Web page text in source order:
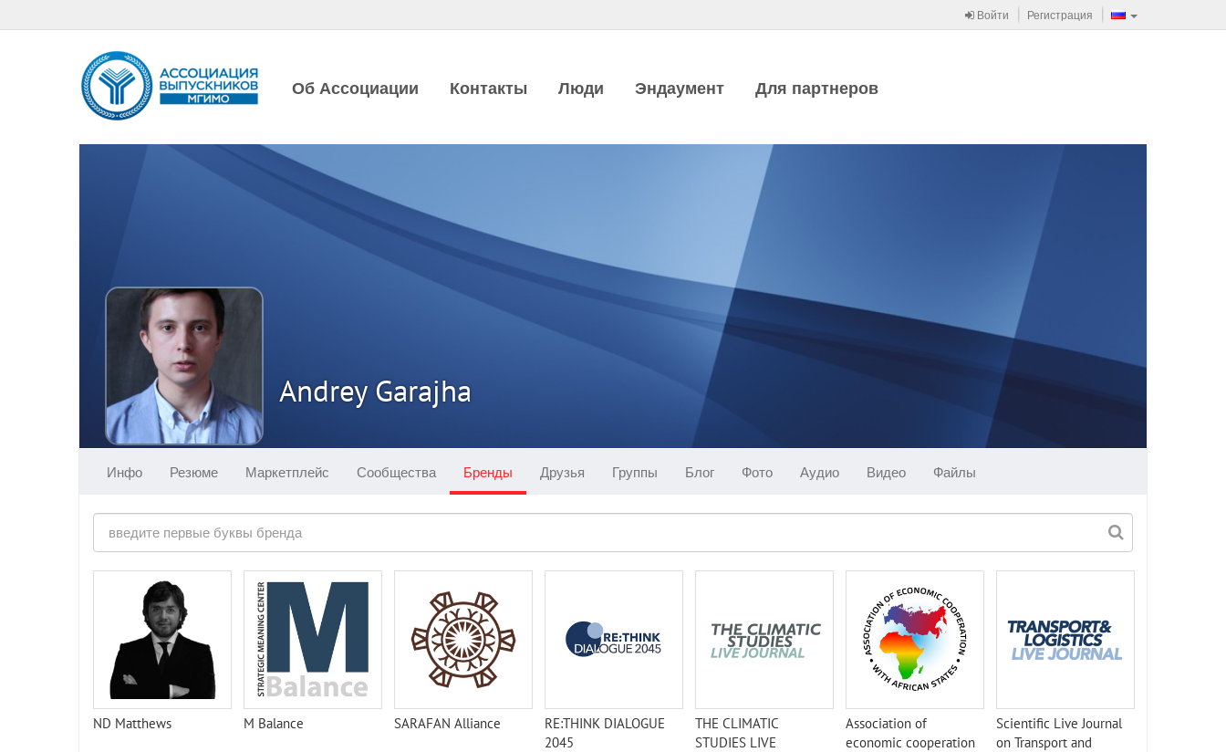
Войти Регистрация
Об Ассоциации Контакты Люди Эндаумент Для партнеров
Andrey Garajha
Инфо Резюме Маркетплейс Сообщества Бренды Друзья Группы Блог Фото Аудио Видео Файлы
ND Matthews M Balance SARAFAN Alliance
RE:THINK DIALOGUE
2045
THE CLIMATIC
STUDIES LIVE
Association of
economic cooperation
Scientific Live Journal
on Transport and